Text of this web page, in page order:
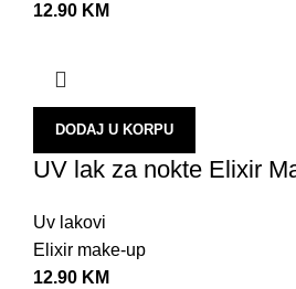
12.90 KM
DODAJ U KORPU
UV lak za nokte Elixir
Uv lakovi
Elixir make-up
12.90 KM